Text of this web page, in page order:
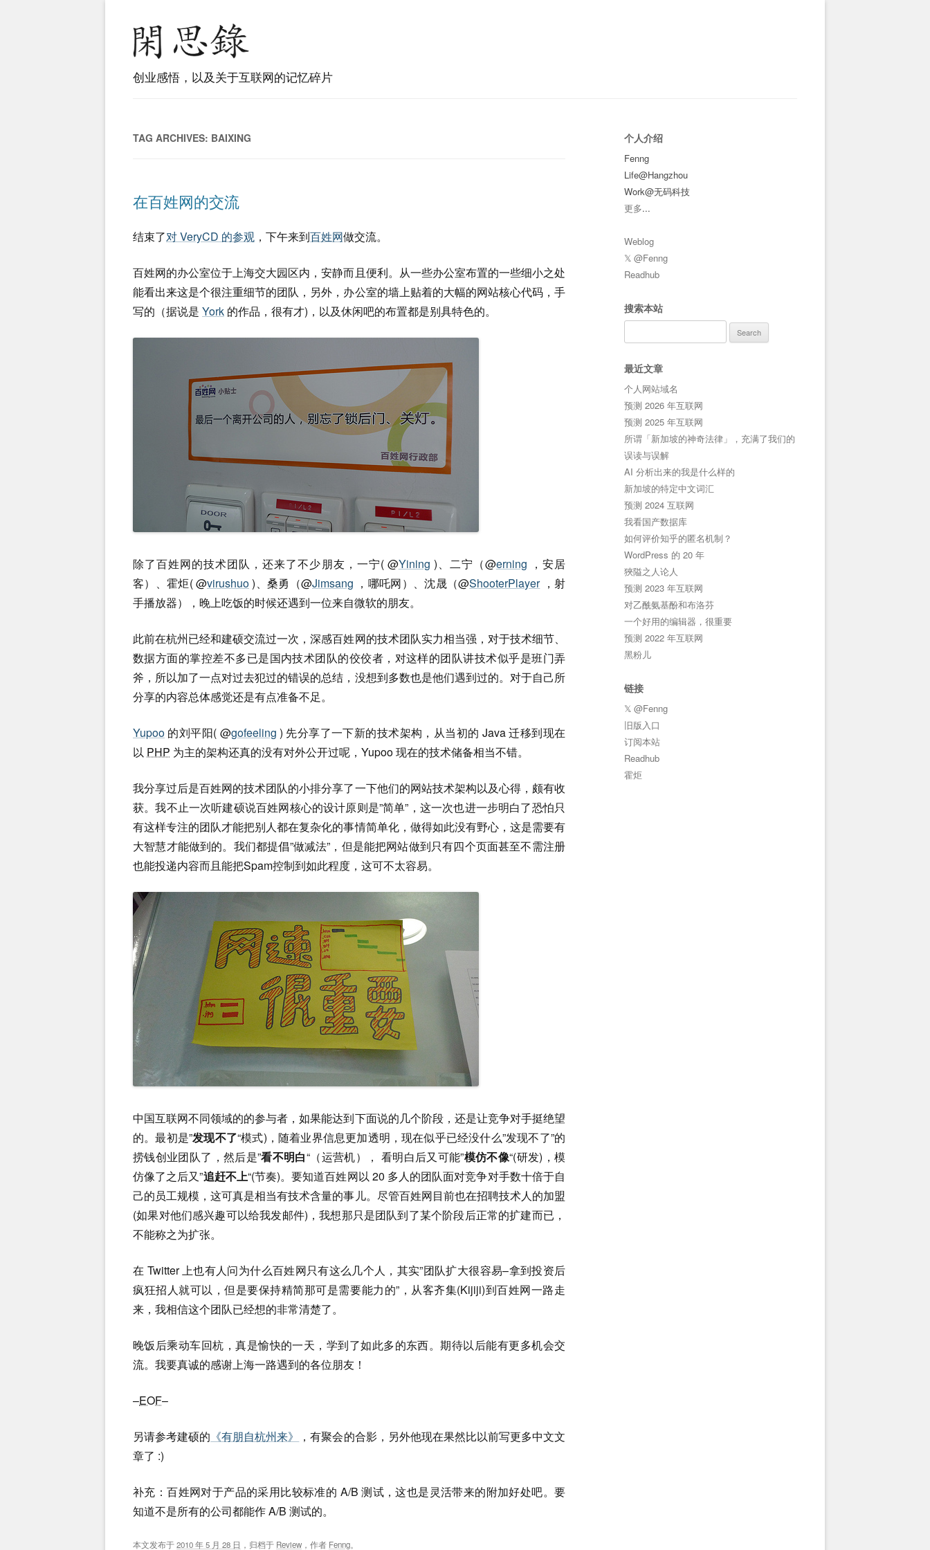
创业感悟，以及关于互联网的记忆碎片
TAG ARCHIVES: BAIXING
在百姓网的交流
结束了对 VeryCD 的参观 ，下午来到百姓网做交流。
百姓网的办公室位于上海交大园区内，安静而且便利。从一些办公室布置的一些细小之处
能看出来这是个很注重细节的团队，另外，办公室的墙上贴着的大幅的网站核心代码，手
写的（据说是 York 的作品，很有才)，以及休闲吧的布置都是别具特色的。
除了百姓网的技术团队，还来了不少朋友，一宁( @Yining )、二宁（@erning ，安居
客）、霍炬( @virushuo)、桑勇（@Jimsang ，哪吒网）、沈晟（@ShooterPlayer，射
手播放器），晚上吃饭的时候还遇到一位来自微软的朋友。
此前在杭州已经和建硕交流过一次，深感百姓网的技术团队实力相当强，对于技术细节、
数据方面的掌控差不多已是国内技术团队的佼佼者，对这样的团队讲技术似乎是班门弄
斧，所以加了一点对过去犯过的错误的总结，没想到多数也是他们遇到过的。对于自己所
分享的内容总体感觉还是有点准备不足。
Yupoo 的刘平阳( @gofeeling ) 先分享了一下新的技术架构，从当初的 Java 迁移到现在
以 PHP 为主的架构还真的没有对外公开过呢，Yupoo 现在的技术储备相当不错。
我分享过后是百姓网的技术团队的小排分享了一下他们的网站技术架构以及心得，颇有收
获。我不止一次听建硕说百姓网核心的设计原则是”简单”，这一次也进一步明白了恐怕只
有这样专注的团队才能把别人都在复杂化的事情简单化，做得如此没有野心，这是需要有
大智慧才能做到的。我们都提倡”做减法”，但是能把网站做到只有四个页面甚至不需注册
也能投递内容而且能把Spam控制到如此程度，这可不太容易。
中国互联网不同领域的的参与者，如果能达到下面说的几个阶段，还是让竞争对手挺绝望
的。最初是”发现不了“模式)，随着业界信息更加透明，现在似乎已经没什么”发现不了”的
捞钱创业团队了，然后是”看不明白“（运营机）， 看明白后又可能”模仿不像“(研发)，模
仿像了之后又”追赶不上“(节奏)。要知道百姓网以 20 多人的团队面对竞争对手数十倍于自
己的员工规模，这可真是相当有技术含量的事儿。尽管百姓网目前也在招聘技术人的加盟
(如果对他们感兴趣可以给我发邮件)，我想那只是团队到了某个阶段后正常的扩建而已，
不能称之为扩张。
在 Twitter 上也有人问为什么百姓网只有这么几个人，其实”团队扩大很容易–拿到投资后
疯狂招人就可以，但是要保持精简那可是需要能力的”，从客齐集(Kijiji)到百姓网一路走
来，我相信这个团队已经想的非常清楚了。
晚饭后乘动车回杭，真是愉快的一天，学到了如此多的东西。期待以后能有更多机会交
流。我要真诚的感谢上海一路遇到的各位朋友！
–EOF–
另请参考建硕的 《有朋自杭州来》
，有聚会的合影，另外他现在果然比以前写更多中文文
章了 :)
补充：百姓网对于产品的采用比较标准的 A/B 测试，这也是灵活带来的附加好处吧。要
知道不是所有的公司都能作 A/B 测试的。
本文发布于2010 年 5 月 28 日 ，归档于 Review ，作者 Fenng。
个人介绍
Fenng
Life@Hangzhou
Work@无码科技
更多...
Weblog
𝕏 @Fenng
Readhub
搜索本站
for:
最近文章
个人网站域名
预测 2026 年互联网
预测 2025 年互联网
所谓「新加坡的神奇法律」，充满了我们的
误读与误解
AI 分析出来的我是什么样的
新加坡的特定中文词汇
预测 2024 互联网
我看国产数据库
如何评价知乎的匿名机制？
WordPress 的 20 年
狹隘之人论人
预测 2023 年互联网
对乙酰氨基酚和布洛芬
一个好用的编辑器，很重要
预测 2022 年互联网
黑粉儿
链接
𝕏 @Fenng
旧版入口
订阅本站
Readhub
霍炬